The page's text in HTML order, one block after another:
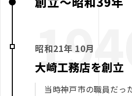
1946
昭和21年 10月
大崎工務店を創立
当時神戸市の職員だっ